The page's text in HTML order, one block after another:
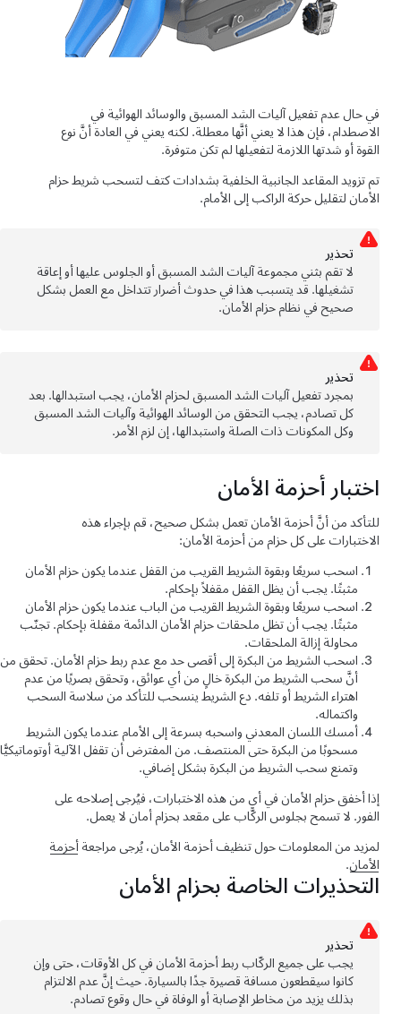
في حال عدم تفعيل آليات الشد المسبق والوسائد الهوائية في
الاصطدام، فإن هذا لا يعني أنَّها معطلة. لكنه يعني في العادة أنَّ نوع
القوة أو شدتها اللازمة لتفعيلها لم تكن متوفرة.
تم تزويد المقاعد الجانبيةالخلفيةبشدادات كتف لتسحب شريط حزام
الأمان لتقليل حركة الراكب إلى الأمام.
تحذﻳر
لا تقم بثني مجموعة آليات الشد المسبق أو الجلوس عليها أو إعاقة
تشغيلها. قد يتسبب هذا في حدوث أضرار تتداخل مع العمل بشكل
صحيح في نظام حزام الأمان.
تحذﻳر
بمجرد تفعيل آليات الشد المسبق لحزام الأمان، يجب استبدالها. بعد
كل تصادم، يجب التحقق من الوسائد الهوائية وآليات الشد المسبق
وكل المكونات ذات الصلة واستبدالها، إن لزم الأمر.
اختبار أحزمة الأمان
للتأكد من أنَّ أحزمة الأمان تعمل بشكل صحيح، قم بإجراء هذه
الاختبارات على كل حزام من أحزمة الأمان:
اسحب سريعًا وبقوة الشريط القريب من القفل عندما يكون حزام الأمان
مثبتًا. يجب أن يظل القفل مقفلاً بإحكام.
اسحب سريعًا وبقوة الشريط القريب من الباب عندما يكون حزام الأمان
مثبتًا. يجب أن تظل ملحقات حزام الأمان الدائمة مقفلة بإحكام. تجنّب
محاولة إزالة الملحقات.
اسحب الشريط من البكرة إلى أقصى حد مع عدم ربط حزام الأمان. تحقق من
أنَّ سحب الشريط من البكرة خالٍ من أي عوائق، وتحقق بصريًا من عدم
اهتراء الشريط أو تلفه. دع الشريط ينسحب للتأكد من سلاسة السحب
واكتماله.
أمسك اللسان المعدني واسحبه بسرعة إلى الأمام عندما يكون الشريط
مسحوبًا من البكرة حتى المنتصف. من المفترض أن تقفل الآلية أوتوماتيكيًّا
وتمنع سحب الشريط من البكرة بشكل إضافي.
إذا أخفق حزام الأمان في أي من هذه الاختبارات، فيُرجى إصلاحه على
الفور. لا تسمح بجلوس الركَّاب على مقعد بحزام أمان لا يعمل.
لمزيد من المعلومات حول تنظيف أحزمة الأمان، يُرجى مراجعةأحزمة
الأمان.
التحذيرات الخاصة بحزام الأمان
تحذﻳر
يجب على جميع الركّاب ربط أحزمة الأمان في كل الأوقات، حتى وإن
كانوا سيقطعون مسافة قصيرة جدًا بالسيارة. حيث إنَّ عدم الالتزام
بذلك يزيد من مخاطر الإصابة أو الوفاة في حال وقوع تصادم.